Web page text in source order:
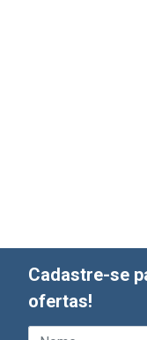
Cadastre-se
ofertas!